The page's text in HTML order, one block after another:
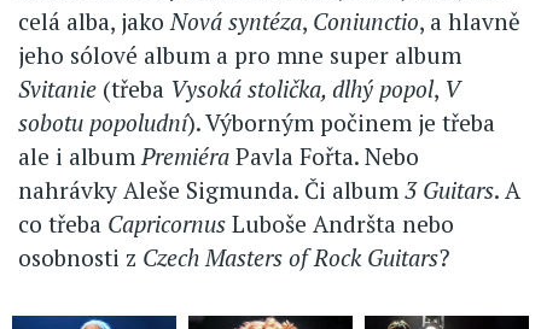
celá alba, jako Nová syntéza, Coniunctio, a hlavně
jeho sólové album a pro mne super album
Svitanie (třeba Vysoká stolička, dlhý popol, V
sobotu popoludní). Výborným počinem je třeba
ale i album Premiéra Pavla Fořta. Nebo
nahrávky Aleše Sigmunda. Či album 3 Guitars. A
co třeba Capricornus Luboše Andršta nebo
osobnosti z Czech Masters of Rock Guitars?